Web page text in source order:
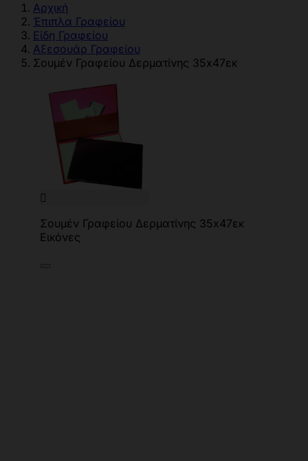
Αρχική
Έπιπλα Γραφείου
Είδη Γραφείου
Αξεσουάρ Γραφείου
Σουμέν Γραφείου Δερματίνης 35x47εκ

Σουμέν Γραφείου Δερματίνης 35x47εκ
Εικόνες